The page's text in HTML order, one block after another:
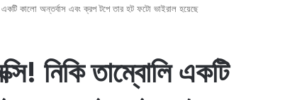
কালো অন্তর্বাস এবং ক্রপ টপে তার হট ফটো ভাইরাল হয়েছে
তাম্বোলি একটি